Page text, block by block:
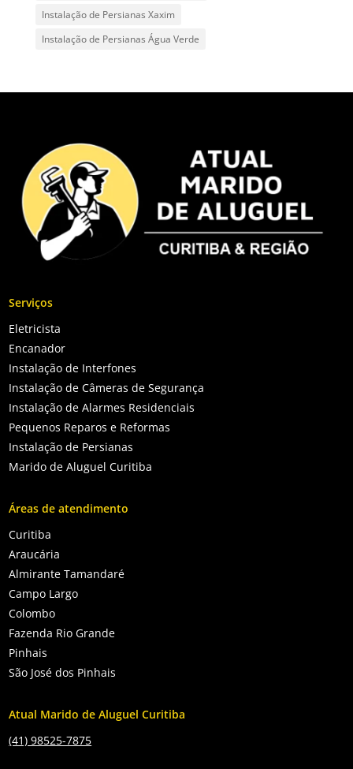
Instalação de Persianas Xaxim
Instalação de Persianas Água Verde
Serviços
Eletricista
Encanador
Instalação de Interfones
Instalação de Câmeras de Segurança
Instalação de Alarmes Residenciais
Pequenos Reparos e Reformas
Instalação de Persianas
Marido de Aluguel Curitiba
Áreas de atendimento
Curitiba
Araucária
Almirante Tamandaré
Campo Largo
Colombo
Fazenda Rio Grande
Pinhais
São José dos Pinhais
Atual Marido de Aluguel Curitiba
(41) 98525-7875